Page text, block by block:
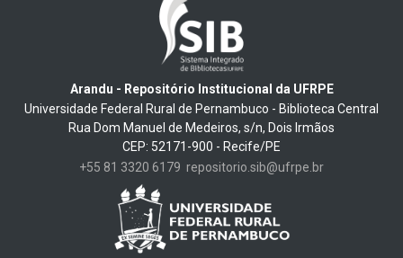
Arandu - Repositório Institucional da UFRPE
Universidade Federal Rural de Pernambuco - Biblioteca Central
Rua Dom Manuel de Medeiros, s/n, Dois Irmãos
CEP: 52171-900 - Recife/PE
+55 81 3320 6179 repositorio.sib@ufrpe.br